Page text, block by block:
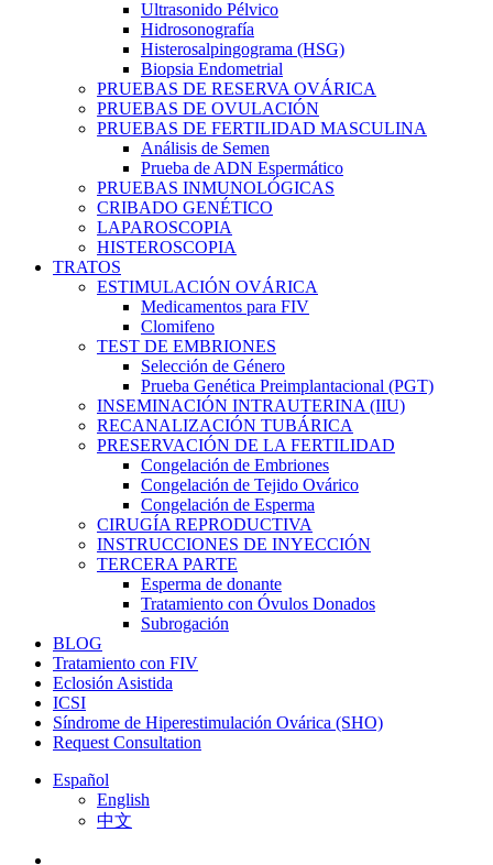
Ultrasonido Pélvico
Hidrosonografía
Histerosalpingograma (HSG)
Biopsia Endometrial
PRUEBAS DE RESERVA OVÁRICA
PRUEBAS DE OVULACIÓN
PRUEBAS DE FERTILIDAD MASCULINA
Análisis de Semen
Prueba de ADN Espermático
PRUEBAS INMUNOLÓGICAS
CRIBADO GENÉTICO
LAPAROSCOPIA
HISTEROSCOPIA
TRATOS
ESTIMULACIÓN OVÁRICA
Medicamentos para FIV
Clomifeno
TEST DE EMBRIONES
Selección de Género
Prueba Genética Preimplantacional (PGT)
INSEMINACIÓN INTRAUTERINA (IIU)
RECANALIZACIÓN TUBÁRICA
PRESERVACIÓN DE LA FERTILIDAD
Congelación de Embriones
Congelación de Tejido Ovárico
Congelación de Esperma
CIRUGÍA REPRODUCTIVA
INSTRUCCIONES DE INYECCIÓN
TERCERA PARTE
Esperma de donante
Tratamiento con Óvulos Donados
Subrogación
BLOG
Tratamiento con FIV
Eclosión Asistida
ICSI
Síndrome de Hiperestimulación Ovárica (SHO)
Request Consultation
Español
English
中文